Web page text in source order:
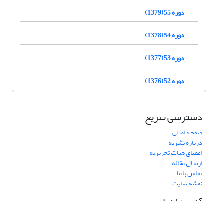
دوره 55 (1379)
دوره 54 (1378)
دوره 53 (1377)
دوره 52 (1376)
دسترسی سریع
صفحه اصلی
درباره نشریه
اعضای هیات تحریریه
ارسال مقاله
تماس با ما
نقشه سایت